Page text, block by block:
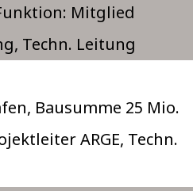
Mitglied
Techn. Leitung
Bausumme 25 Mio.
ARGE, Techn.